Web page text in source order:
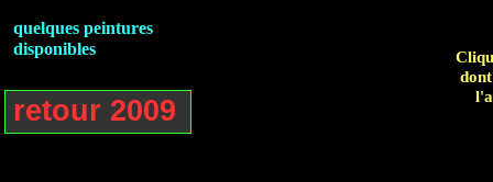
quelques peintures
disponibles
retour 2009